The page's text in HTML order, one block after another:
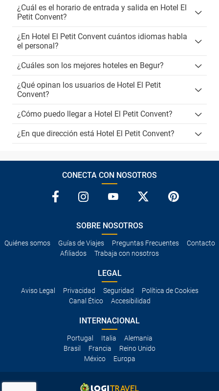
¿Cuál es el horario de entrada y salida en Hotel El
Petit Convent?
¿En Hotel El Petit Convent cuántos idiomas habla
el personal?
¿Cuáles son los mejores hoteles en Begur?
¿Qué opinan los usuarios de Hotel El Petit
Convent?
¿Cómo puedo llegar a Hotel El Petit Convent?
¿En que dirección está Hotel El Petit Convent?
CONECTA CON NOSOTROS
SOBRE NOSOTROS
Quiénes somos Guías de Viajes Preguntas Frecuentes
Contacto
Afiliados
Trabaja con nosotros
LEGAL
Aviso Legal Privacidad Seguridad
Política de Cookies
Canal Ético
Accesibilidad
INTERNACIONAL
Portugal Italia
Alemania
Brasil
Francia
Reino Unido
México
Europa